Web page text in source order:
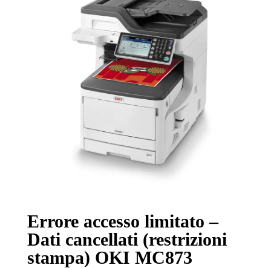
Errore accesso limitato –
Dati cancellati (restrizioni
stampa) OKI MC873